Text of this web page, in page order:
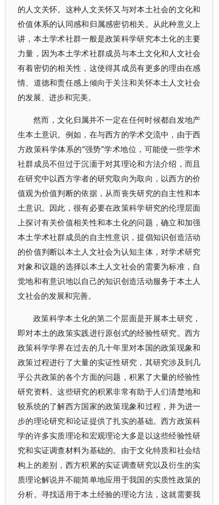
的人文关怀。这种人文关怀又与对本土社会的文化和
价值体系的认同感和归属感密切相关。从此种意义上
讲，本土学术社群一般是政策科学研究本土化的主要
力量，因为本土学术社群成员与本土文化和人文社会
有着密切的相关性，这使得其成员有更多的理由在感
情、道德和责任感上倾向于关注和关怀本土人文社会
的发展、进步和完美。
然而，文化归属并不一定在任何时候都自发地产
生本土意识。例如，在与西方的学术交流中，由于西
方政策科学体系的“强势”学术地位，可能使一些学术
社群成员不但过于沉湎于对其理论和方法介绍，而且
在研究中以西方学者的研究取向为取向，以西方的价
值观为价值判断的依据，从而丧失研究的自主性和本
土意识。因此，很有必要在政策科学研究的伦理层面
上探讨有关价值相关性和本土化的问题，确立和加强
本土学术社群成员的自主性意识，提倡知识创造活动
的价值判断以本土人文社会为认知主体，对学术研究
对象和议题的选择以本土人文社会的需要为标准，自
觉地和有意识地以自己的知识创造活动服务于本土人
文社会的发展和完善。
政策科学本土化的第二个层面是开展本土研究，
即对本土的政策实践进行原创式的经验性研究。西方
政策科学学界在过去的几十年里对本国的政策现象和
政策过程进行了大量的实证性研究，其研究涉及到几
乎公共政策的各个方面的问题，积累了大量的经验性
研究资料。这些研究的积累非常有助于人们清楚地和
较系统的了解西方国家的政策现象和过程，并为进一
步的理论研究和论证提供了扎实的基础。西方政策科
学的许多实质理论和宏观理论大多是以这些经验性研
究和实证调查材料为基础的。由于文化特质和社会结
构上的差别，西方积累的实证调查研究以及衍生的实
质理论解说并不能简单地应用于我国的实质性政策的
分析。寻找适用于本土经验的理论方法，这就需要我